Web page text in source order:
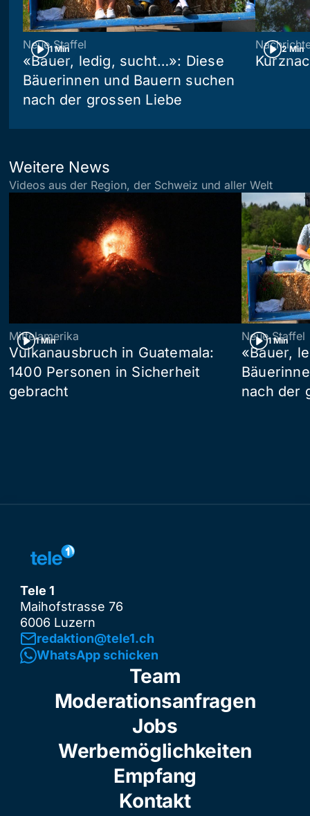
1 Min
Neue Staffel
«Bauer, ledig, sucht…»: Diese
Bäuerinnen und Bauern suchen
nach der grossen Liebe
2 Min
Weitere News
Videos aus der Region, der Schweiz und aller Welt
1 Min
Mittelamerika
Vulkanausbruch in Guatemala:
1400 Personen in Sicherheit
gebracht
1 Min
Neue Staffel
«Bauer,
nach der
Tele 1
Maihofstrasse 76
6006 Luzern
redaktion@tele1.ch
WhatsApp schicken
Team
Moderationsanfragen
Jobs
Werbemöglichkeiten
Empfang
Kontakt